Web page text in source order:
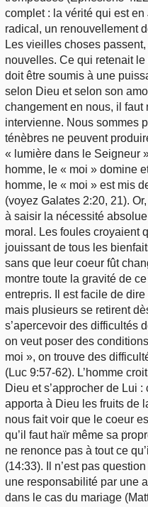
complet : la vérité qui est
radical, un renouvellement
Les vieilles choses
nouvelles. Ce qui retenait
doit être soumis à une
selon Dieu et selon son
changement en nous, il
intervienne. Nous sommes
ténèbres ne peuvent
« lumière dans le Seigneur
homme, le « moi » domine
homme, le « moi » est mis
(voyez Galates 2:20, 21).
à saisir la nécessité
moral. Les foules croyaient
jouissant de tous les
sans que leur coeur fût
montre toute la gravité de
entrepris. Il est facile de
mais plusieurs se retirent
s’apercevoir des difficultés
on veut poser des
moi », on trouve des
(Luc 9:57-62). L’homme
Dieu et s’approcher de Lui
apporta à Dieu les fruits de
nous fait voir que le coeur
qu’il faut haïr même sa
ne renonce pas à tout ce
(14:33). Il n’est pas
une responsabilité par une
dans le cas du mariage